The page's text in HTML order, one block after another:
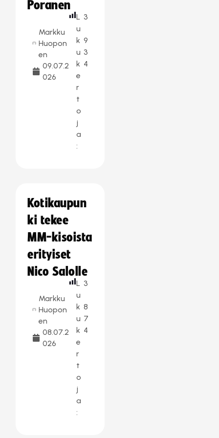
Poranen
Markku
Huopon
en
09.07.2
026
L
u
k
u
k
e
r
t
o
j
a
:
3
9
3
4
Kotikaupun
ki tekee
MM-kisoista
erityiset
Nico Salolle
Markku
Huopon
en
08.07.2
026
L
u
k
u
k
e
r
t
o
j
a
:
3
8
7
4